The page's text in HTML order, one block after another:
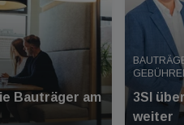
Bauträger am
3SI
weiter